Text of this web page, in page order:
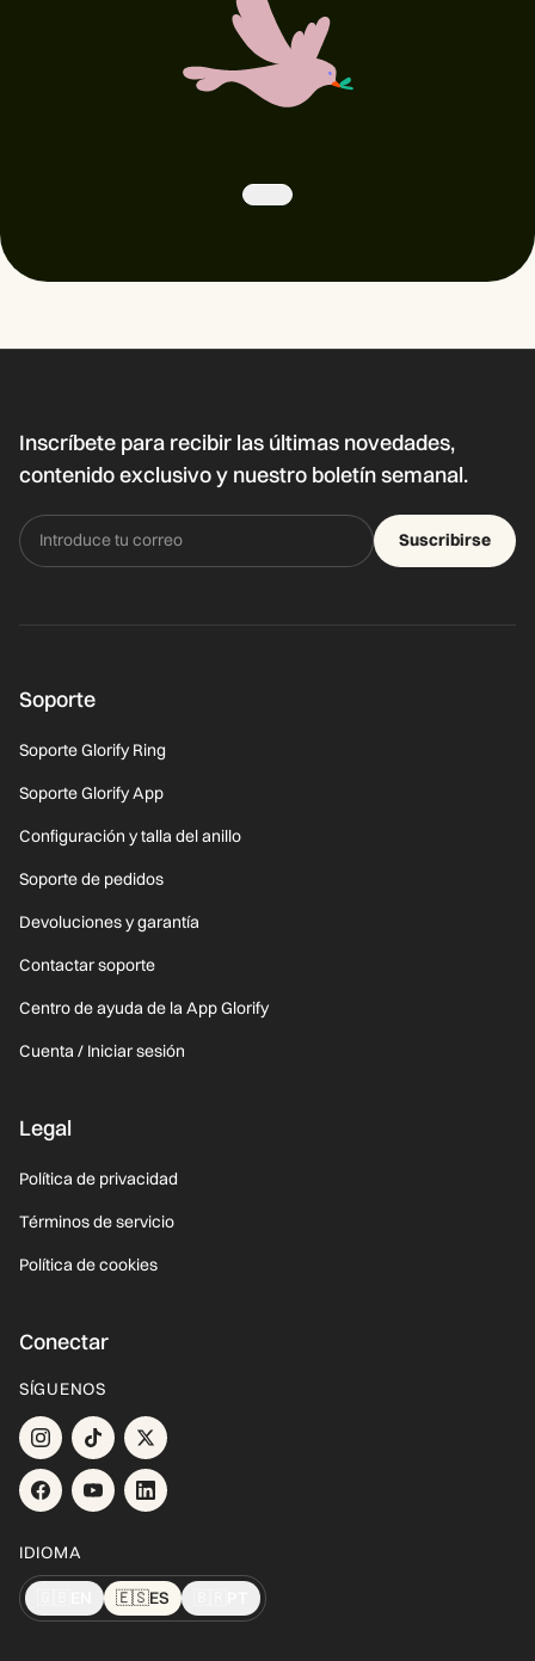
Inscríbete para recibir las últimas novedades,
contenido exclusivo y nuestro boletín semanal.
Suscribirse
Soporte
Soporte Glorify Ring
Soporte Glorify App
Configuración y talla del anillo
Soporte de pedidos
Devoluciones y garantía
Contactar soporte
Centro de ayuda de la App Glorify
Cuenta / Iniciar sesión
Legal
Política de privacidad
Términos de servicio
Política de cookies
Conectar
SÍGUENOS
IDIOMA
🇪🇸ES